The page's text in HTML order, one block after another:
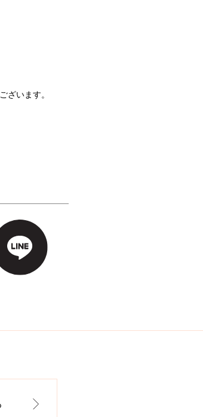
ざいます。